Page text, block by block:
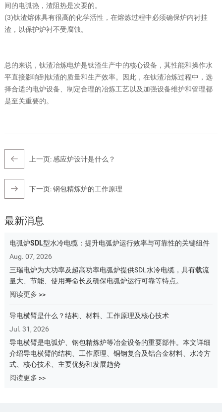
间的电弧热，渣阻热是次要的。
(3)钛渣熔体具有很高的化学活性，在熔炼过程中必须确保炉内衬挂
渣，以保护炉衬不受腐蚀。
总的来说，钛渣冶炼电炉是钛渣生产中的核心设备，其性能和操作水
平直接影响到钛渣的质量和生产效率。因此，在钛渣冶炼过程中，选
择合适的电炉设备、制定合理的冶炼工艺以及加强设备维护和管理都
是至关重要的。
上一页: 感应炉设计是什么？
下一页:钢包精炼炉的工作原理
最新消息
电弧炉SDL型水冷电缆：提升电弧炉运行效率与可靠性的关键组件
Aug. 07, 2026
三瑞电炉为大功率及超高功率电弧炉提供SDL水冷电缆，具有载流
量大、节能、使用寿命长及确保电弧炉运行可靠等特点。
阅读更多 >>
导电横臂是什么？结构、材料、工作原理及核心技术
Jul. 31, 2026
导电横臂是电弧炉、钢包精炼炉等冶金设备的重要部件。本文详细
介绍导电横臂的结构、工作原理、铜钢复合及铝合金材料、水冷方
式、核心技术、主要优势和发展趋势
阅读更多 >>